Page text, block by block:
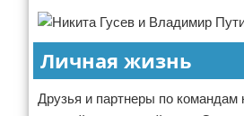
Личная жизнь
Друзья и партнеры по командам